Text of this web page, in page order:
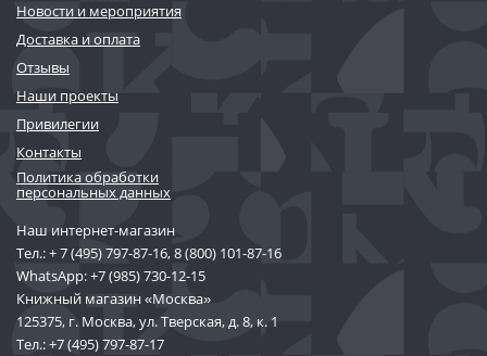
Новости и мероприятия
Доставка и оплата
Отзывы
Наши проекты
Привилегии
Контакты
Политика обработки
персональных данных
Наш интернет-магазин
Тел.:+ 7 (495) 797-87-16,8 (800) 101-87-16
WhatsApp:+7 (985) 730-12-15
Книжный магазин «Москва»
125375, г. Москва, ул. Тверская, д. 8, к. 1
Тел.:+7 (495) 797-87-17